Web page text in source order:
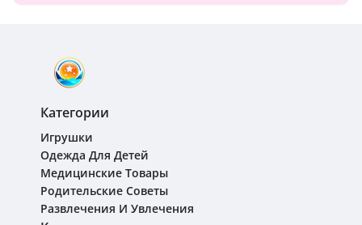
Категории
Игрушки
Одежда Для Детей
Медицинские Товары
Родительские Советы
Развлечения И Увлечения